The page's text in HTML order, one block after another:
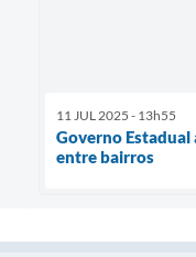
11 JUL 2025 - 13h55
Governo
entre bairros